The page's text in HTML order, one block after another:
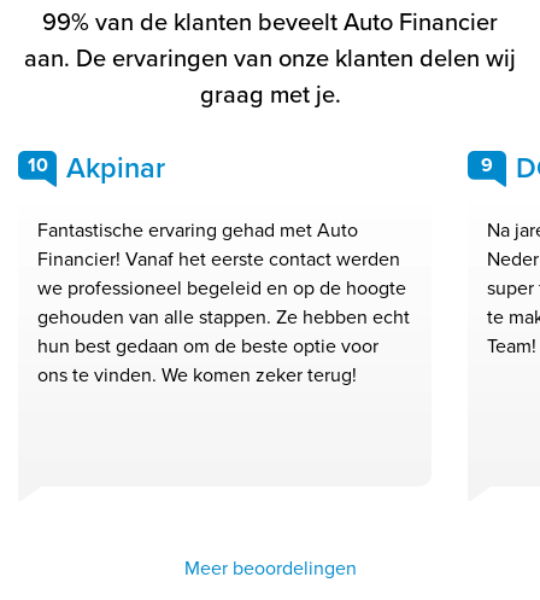
99% van de klanten beveelt Auto Financier
aan. De ervaringen van onze klanten delen wij
graag met je.
10 Akpinar
Fantastische ervaring gehad met Auto
Financier! Vanaf het eerste contact werden
we professioneel begeleid en op de hoogte
gehouden van alle stappen. Ze hebben echt
hun best gedaan om de beste optie voor
ons te vinden. We komen zeker terug!
9
Na
te
Team!
Meer beoordelingen